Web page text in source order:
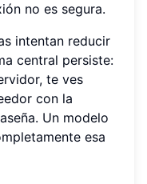
no es segura.
intentan reducir
central persiste:
te ves
con la
Un modelo
esa